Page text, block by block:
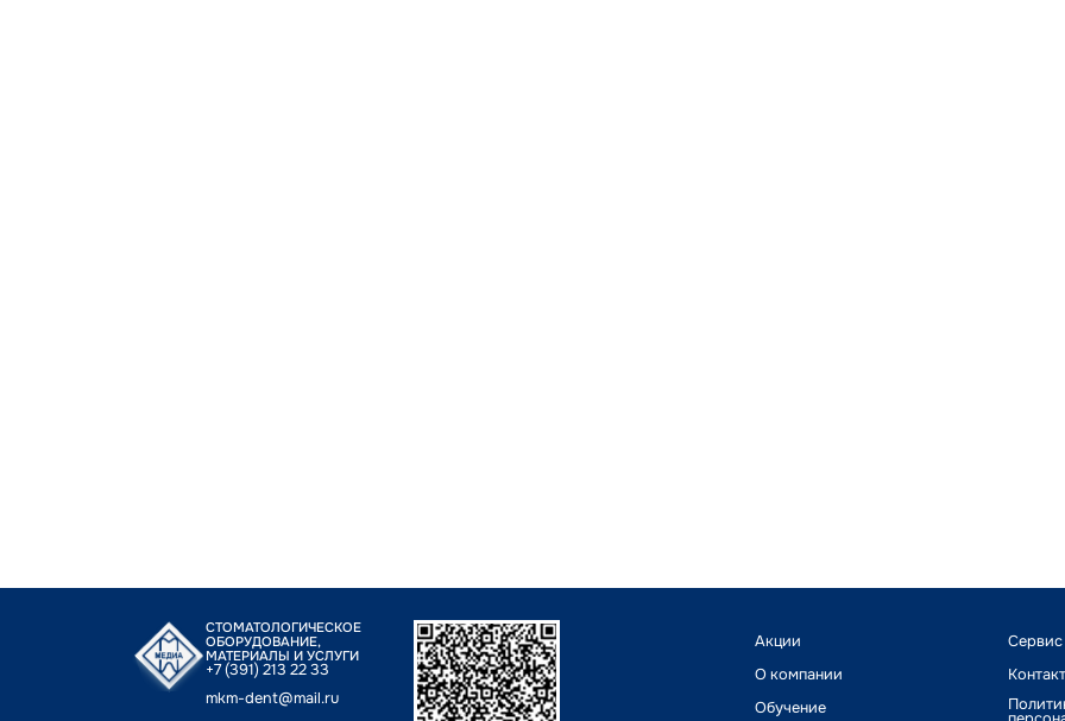
СТОМАТОЛОГИЧЕСКОЕ
ОБОРУДОВАНИЕ,
МАТЕРИАЛЫ И УСЛУГИ
+7 (391) 213 22 33
mkm-dent@mail.ru
Акции
О компании
Обучение
Сервис